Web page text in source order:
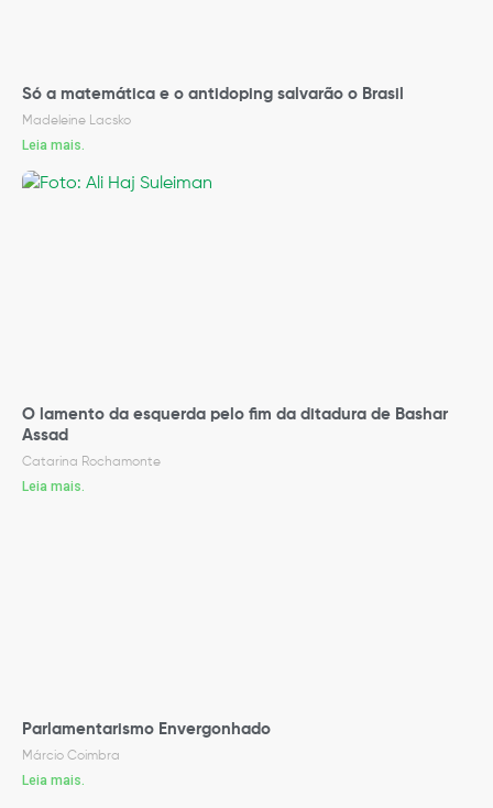
Só a matemática e o antidoping salvarão o Brasil
Madeleine Lacsko
Leia mais.
O lamento da esquerda pelo fim da ditadura de Bashar
Assad
Catarina Rochamonte
Leia mais.
Parlamentarismo Envergonhado
Márcio Coimbra
Leia mais.